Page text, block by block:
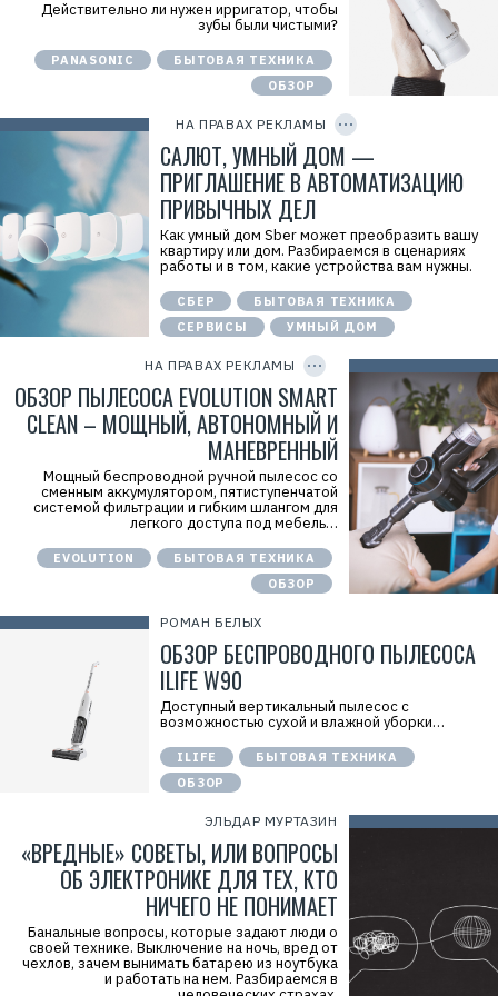
Действительно ли нужен ирригатор, чтобы
зубы были чистыми?
PANASONIC
БЫТОВАЯ ТЕХНИКА
ОБЗОР
НА ПРАВАХ РЕКЛАМЫ
л
:
О
О
С
А
Л
Т
Д
Е
В
А
Й
Ы
"
И
Н
Н
:
7
3
0
3
Y
D
САЛЮТ, УМНЫЙ ДОМ —
ПРИГЛАШЕНИЕ В АВТОМАТИЗАЦИЮ
ПРИВЫЧНЫХ ДЕЛ
Как умный дом Sber может преобразить вашу
квартиру или дом. Разбираемся в сценариях
работы и в том, какие устройства вам нужны.
СБЕР
БЫТОВАЯ ТЕХНИКА
СЕРВИСЫ
УМНЫЙ ДОМ
НА ПРАВАХ РЕКЛАМЫ
d
=
d
t
C
K
X
E
Р
е
а
м
о
д
а
т
е
ь
О
О
О
"
Т
о
р
г
о
ы
й
д
о
Н
П
Н
Н
9
7
0
6
1
1
7
C
Y
I
D
ОБЗОР ПЫЛЕСОСА EVOLUTION SMART
CLEAN – МОЩНЫЙ, АВТОНОМНЫЙ И
МАНЕВРЕННЫЙ
Мощный беспроводной ручной пылесос со
сменным аккумулятором, пятиступенчатой
системой фильтрации и гибким шлангом для
легкого доступа под мебель…
EVOLUTION
БЫТОВАЯ ТЕХНИКА
ОБЗОР
РОМАН БЕЛЫХ
ОБЗОР БЕСПРОВОДНОГО ПЫЛЕСОСА
ILIFE W90
Доступный вертикальный пылесос с
возможностью сухой и влажной уборки…
ILIFE
БЫТОВАЯ ТЕХНИКА
ОБЗОР
ЭЛЬДАР МУРТАЗИН
«ВРЕДНЫЕ» СОВЕТЫ, ИЛИ ВОПРОСЫ
ОБ ЭЛЕКТРОНИКЕ ДЛЯ ТЕХ, КТО
НИЧЕГО НЕ ПОНИМАЕТ
Банальные вопросы, которые задают люди о
своей технике. Выключение на ночь, вред от
чехлов, зачем вынимать батарею из ноутбука
и работать на нем. Разбираемся в